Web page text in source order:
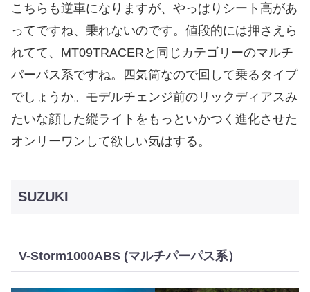
こちらも逆車になりますが、やっぱりシート高があ
ってですね、乗れないのです。値段的には押さえら
れてて、MT09TRACERと同じカテゴリーのマルチ
パーパス系ですね。四気筒なので回して乗るタイプ
でしょうか。モデルチェンジ前のリックディアスみ
たいな顔した縦ライトをもっといかつく進化させた
オンリーワンして欲しい気はする。
SUZUKI
V-Storm1000ABS (マルチパーパス系）